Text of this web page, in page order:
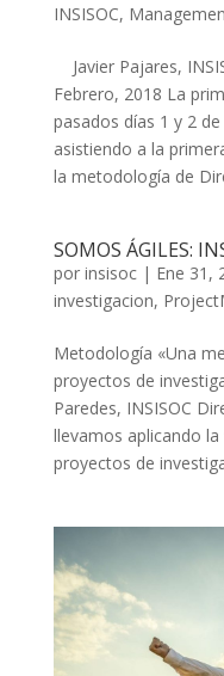
INSISOC,
Javier Pajares,
Febrero, 2018 La
pasados días 1 y 2
asistiendo a la
la metodología de
SOMOS ÁGILES:
por insisoc| Ene 31,
investigacion,
Metodología «Una
proyectos de
Paredes, INSISOC
llevamos aplicando
proyectos de